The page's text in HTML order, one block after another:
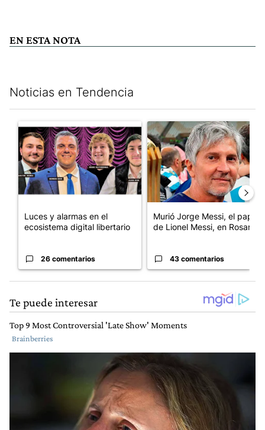
EN ESTA NOTA
Noticias en Tendencia
Un artículo de tendencia con el título "Luces y alarmas en el
Luces y alarmas en el
ecosistema digital libertario
26 comentarios
Un artículo de tendencia con
Murió Jorge Messi, el papá
de Lionel Messi, en Rosario
43 comentarios